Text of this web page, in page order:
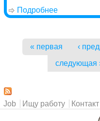
Подробнее
Страницы
« первая ‹
следующая
Главное меню
Job Ищу работу Контакт